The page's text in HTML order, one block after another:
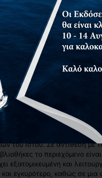
αναπτύσσονται
της ψηφιακής
υλικού,
και τους
βιβλιοθήκες
δικαιώματα
αυτοματοποίηση διαδικασιών
ότι οι ψηφιακές
Ιστό, παρόλο που συνήθως
πρόσβαση σε ψηφιακές
του Ιστού. Σε αντίθεση με
το περιεχόμενο
εξατομικευμένη και
και εγκυρότερο, καθώς σε μια